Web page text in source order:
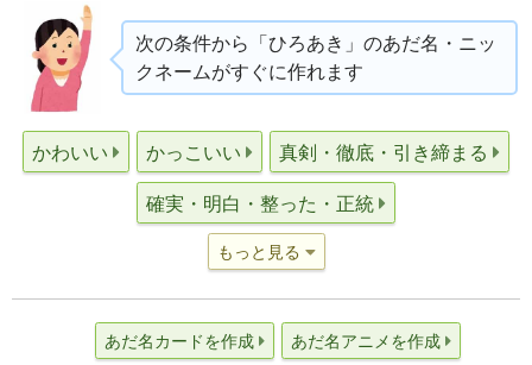
次の条件から「ひろあき」のあだ名・ニッ
クネームがすぐに作れます
かわいい かっこいい 真剣・徹底・引き締まる
確実・明白・整った・正統
もっと見る
あだ名カードを作成 あだ名アニメを作成